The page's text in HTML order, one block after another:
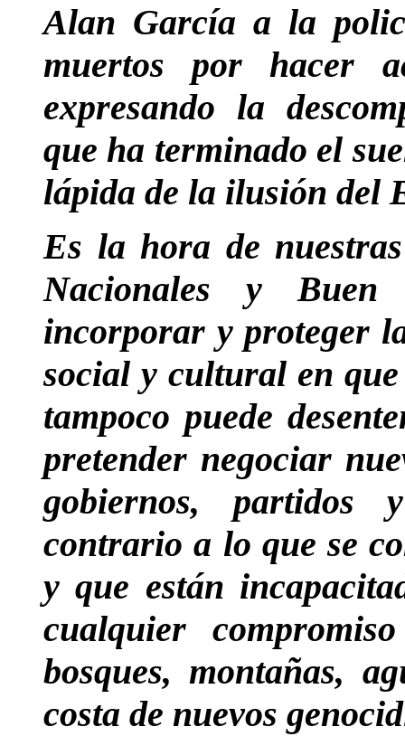
Alan García a la
muertos por hacer
expresando la
que ha terminado el
lápida de la ilusión del
Es la hora de
Nacionales y
incorporar y proteger
social y cultural en
tampoco puede
pretender negociar
gobiernos,
contrario a lo que se
y que están
cualquier
bosques, montañas,
costa de nuevos